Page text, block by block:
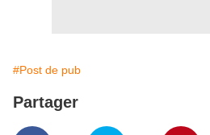
#Post de pub
Partager